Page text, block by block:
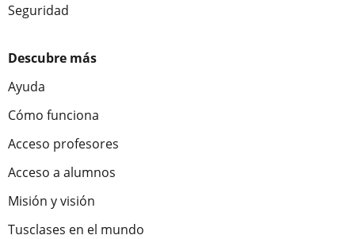
Seguridad
Descubre más
Ayuda
Cómo funciona
Acceso profesores
Acceso a alumnos
Misión y visión
Tusclases en el mundo